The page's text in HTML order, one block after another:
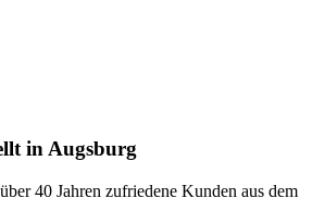
in Augsburg
40 Jahren zufriedene Kunden aus dem